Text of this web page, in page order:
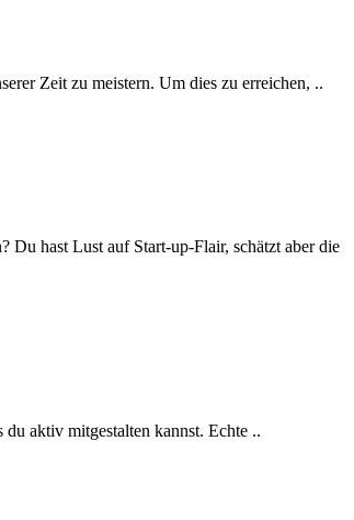
Zeit zu meistern. Um dies zu erreichen, ..
Du hast Lust auf Start-up-Flair, schätzt aber die
aktiv mitgestalten kannst. Echte ..